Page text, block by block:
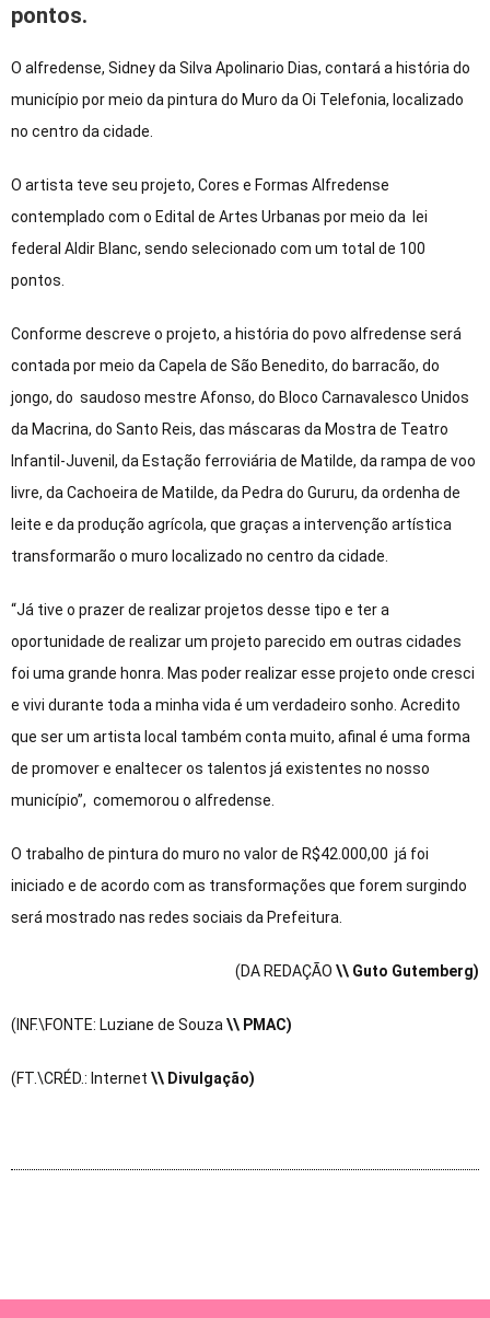
pontos.
O alfredense, Sidney da Silva Apolinario Dias, contará a história do
município por meio da pintura do Muro da Oi Telefonia, localizado
no centro da cidade.
O artista teve seu projeto, Cores e Formas Alfredense
contemplado com o Edital de Artes Urbanas por meio da lei
federal Aldir Blanc, sendo selecionado com um total de 100
pontos.
Conforme descreve o projeto, a história do povo alfredense será
contada por meio da Capela de São Benedito, do barracão, do
jongo, do saudoso mestre Afonso, do Bloco Carnavalesco Unidos
da Macrina, do Santo Reis, das máscaras da Mostra de Teatro
Infantil-Juvenil, da Estação ferroviária de Matilde, da rampa de voo
livre, da Cachoeira de Matilde, da Pedra do Gururu, da ordenha de
leite e da produção agrícola, que graças a intervenção artística
transformarão o muro localizado no centro da cidade.
“Já tive o prazer de realizar projetos desse tipo e ter a
oportunidade de realizar um projeto parecido em outras cidades
foi uma grande honra. Mas poder realizar esse projeto onde cresci
e vivi durante toda a minha vida é um verdadeiro sonho. Acredito
que ser um artista local também conta muito, afinal é uma forma
de promover e enaltecer os talentos já existentes no nosso
município”, comemorou o alfredense.
O trabalho de pintura do muro no valor de R$42.000,00 já foi
iniciado e de acordo com as transformações que forem surgindo
será mostrado nas redes sociais da Prefeitura.
(DA REDAÇÃO \\ Guto Gutemberg)
(INF.\FONTE: Luziane de Souza \\ PMAC)
(FT.\CRÉD.: Internet \\ Divulgação)